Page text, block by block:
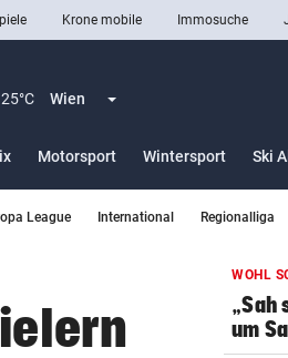
Krone mobile Immosuche
25°C Wien Menü aufklappen
Motorsport Wintersport Ski
League International Regionalliga
WOHL
„Sah
um